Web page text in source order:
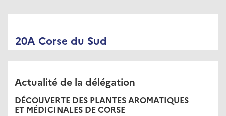
20A Corse du Sud
Actualité de la délégation
DÉCOUVERTE DES PLANTES AROMATIQUES
ET MÉDICINALES DE CORSE